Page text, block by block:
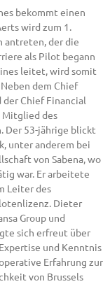
bekommt einen
wird zum 1.
antreten, der die
als Pilot begann
leitet, wird somit
dem Chief
Chief Financial
Mitglied des
Der 53-jährige blickt
unter anderem bei
von Sabena, wo
war. Er arbeitete
Leiter des
Dieter
Group und
sich erfreut über
und Kenntnis
Erfahrung zur
von Brussels